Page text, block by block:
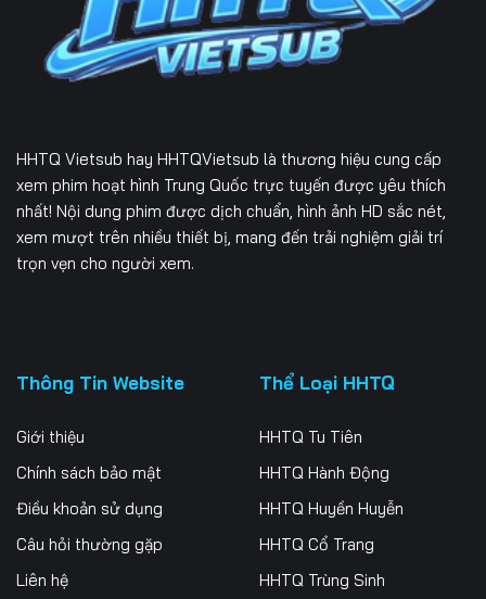
HHTQ Vietsub hay HHTQVietsub là thương hiệu cung cấp
xem phim hoạt hình Trung Quốc trực tuyến được yêu thích
nhất! Nội dung phim được dịch chuẩn, hình ảnh HD sắc nét,
xem mượt trên nhiều thiết bị, mang đến trải nghiệm giải trí
trọn vẹn cho người xem.
Thông Tin Website
Giới thiệu
Chính sách bảo mật
Điều khoản sử dụng
Câu hỏi thường gặp
Liên hệ
Thể Loại HHTQ
HHTQ Tu Tiên
HHTQ Hành Động
HHTQ Huyền Huyễn
HHTQ Cổ Trang
HHTQ Trùng Sinh